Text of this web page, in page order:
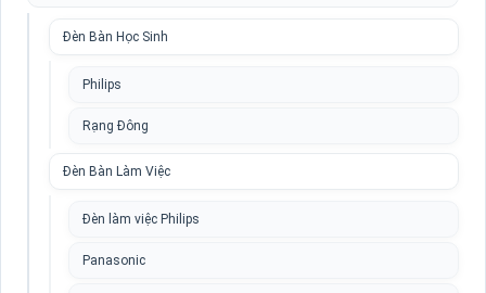
Đèn Bàn Học Sinh
Philips
Rạng Đông
Đèn Bàn Làm Việc
Đèn làm việc Philips
Panasonic